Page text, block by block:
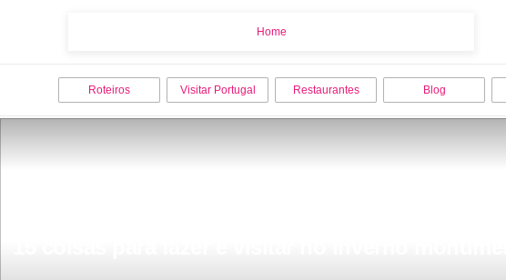
Home
Roteiros Visitar Portugal Restaurantes Blog